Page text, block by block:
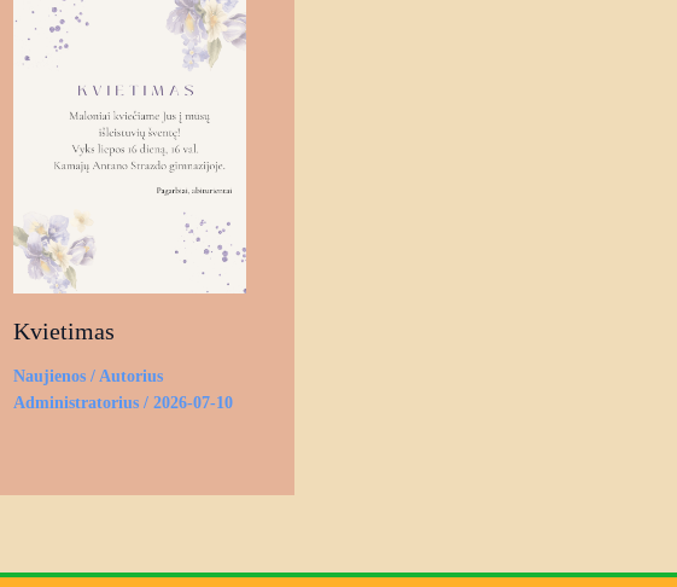
Kvietimas
Naujienos/ Autorius
Administratorius / 2026-07-10